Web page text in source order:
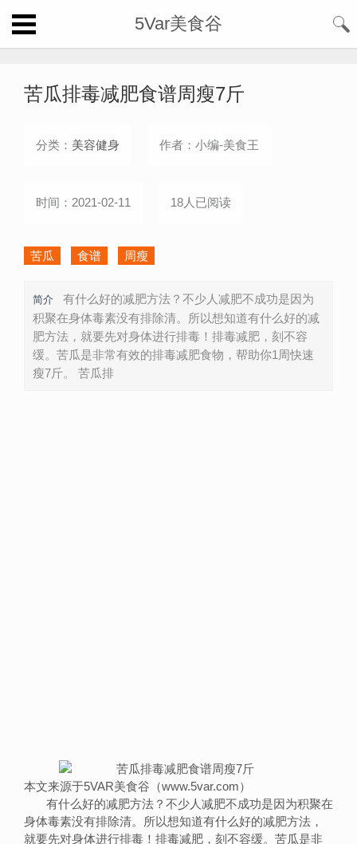
5Var美食谷
苦瓜排毒减肥食谱周瘦7斤
分类： 美容健身 作者：小编-美食王
时间：2021-02-11 18人已阅读
苦瓜 食谱 周瘦
简介
有什么好的减肥方法？不少人减肥不成功是因为
积聚在身体毒素没有排除清。所以想知道有什么好的减
肥方法，就要先对身体进行排毒！排毒减肥，刻不容
缓。苦瓜是非常有效的排毒减肥食物，帮助你1周快速
瘦7斤。 苦瓜排
本文来源于5VAR美食谷（www.5var.com）
有什么好的减肥方法？不少人减肥不成功是因为积聚在
身体毒素没有排除清。所以想知道有什么好的减肥方法，
就要先对身体进行排毒！排毒减肥，刻不容缓。苦瓜是非